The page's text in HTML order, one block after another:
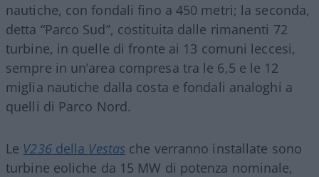
nautiche, con fondali fino a 450 metri; la seconda,
detta “Parco Sud”, costituita dalle rimanenti 72
turbine, in quelle di fronte ai 13 comuni leccesi,
sempre in un’area compresa tra le 6,5 e le 12
miglia nautiche dalla costa e fondali analoghi a
quelli di Parco Nord.
Le V236della Vestas che verranno installate sono
turbine eoliche da 15 MW di potenza nominale,